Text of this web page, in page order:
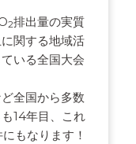
2排出量の実質
関する地域活
いる全国大会
全国から多数
14年目、これ
もなります！